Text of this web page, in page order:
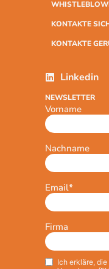
KONTAKTE
KONTAKTE
Linkedin
NEWSLETTER
Vorname
Nachname
Email*
Firma
Privacy*
Ich erkläre, die